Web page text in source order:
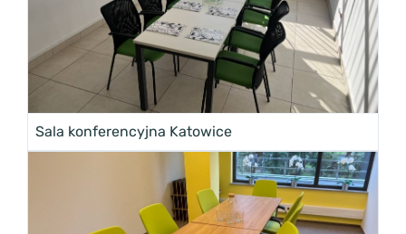
Sala konferencyjna Katowice